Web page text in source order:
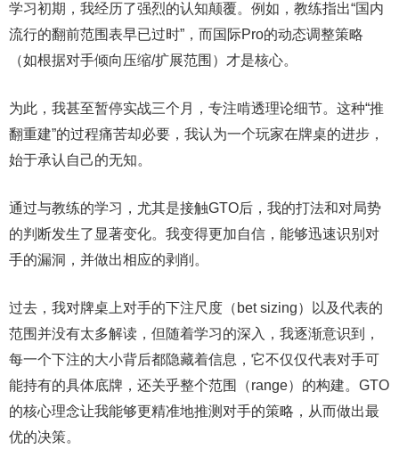
学习初期，我经历了强烈的认知颠覆。例如，教练指出“国内
流行的翻前范围表早已过时”，而国际Pro的动态调整策略
（如根据对手倾向压缩/扩展范围）才是核心。
为此，我甚至暂停实战三个月，专注啃透理论细节。这种“推
翻重建”的过程痛苦却必要，我认为一个玩家在牌桌的进步，
始于承认自己的无知。
通过与教练的学习，尤其是接触GTO后，我的打法和对局势
的判断发生了显著变化。我变得更加自信，能够迅速识别对
手的漏洞，并做出相应的剥削。
过去，我对牌桌上对手的下注尺度（bet sizing）以及代表的
范围并没有太多解读，但随着学习的深入，我逐渐意识到，
每一个下注的大小背后都隐藏着信息，它不仅仅代表对手可
能持有的具体底牌，还关乎整个范围（range）的构建。GTO
的核心理念让我能够更精准地推测对手的策略，从而做出最
优的决策。